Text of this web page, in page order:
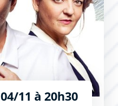
04/11 à 20h30